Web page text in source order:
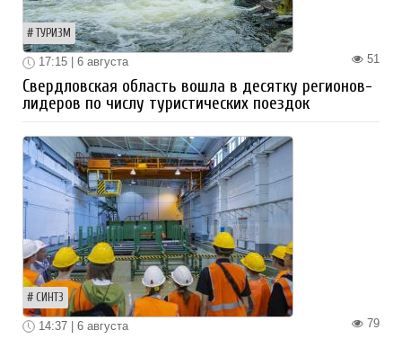
ТУРИЗМ
51
17:15 | 6 августа
Свердловская область вошла в десятку регионов-
лидеров по числу туристических поездок
СИНТЗ
79
14:37 | 6 августа